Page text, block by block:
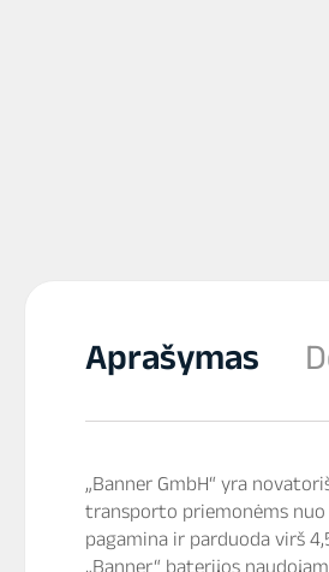
Aprašymas
„Banner GmbH“ yra
transporto priemonėms nuo
pagamina ir parduoda virš
„Banner“ baterijos